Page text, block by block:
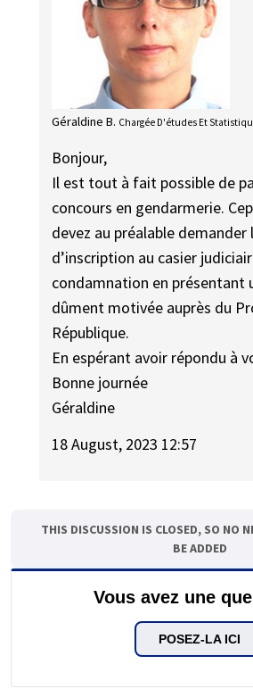
Géraldine B. Chargée D'études Et
Bonjour,
Il est tout à fait possible de
concours en gendarmerie.
devez au préalable demander
d’inscription au casier
condamnation en présentant
dûment motivée auprès du
République.
En espérant avoir répondu à
Bonne journée
Géraldine
18 August, 2023 12:57
THIS DISCUSSION IS CLOSED, SO NO
BE ADDED
Vous avez une
POSEZ-LA ICI